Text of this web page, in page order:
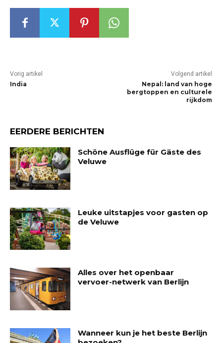
Vorig artikel
India
Volgend artikel
Nepal: land van hoge
bergtoppen en culturele
rijkdom
EERDERE BERICHTEN
Schöne Ausflüge für Gäste des
Veluwe
Leuke uitstapjes voor gasten op
de Veluwe
Alles over het openbaar
vervoer-netwerk van Berlijn
Wanneer kun je het beste Berlijn